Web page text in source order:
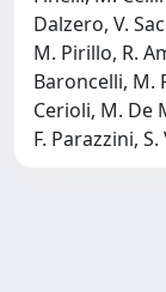
Dalzero, V.
M. Pirillo, R.
Baroncelli, M.
Cerioli, M. De
F. Parazzini,